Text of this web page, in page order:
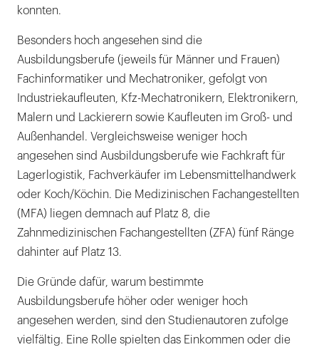
konnten.
Besonders hoch angesehen sind die
Ausbildungsberufe (jeweils für Männer und Frauen)
Fachinformatiker und Mechatroniker, gefolgt von
Industriekaufleuten, Kfz-Mechatronikern, Elektronikern,
Malern und Lackierern sowie Kaufleuten im Groß- und
Außenhandel. Vergleichsweise weniger hoch
angesehen sind Ausbildungsberufe wie Fachkraft für
Lagerlogistik, Fachverkäufer im Lebensmittelhandwerk
oder Koch/Köchin. Die Medizinischen Fachangestellten
(MFA) liegen demnach auf Platz 8, die
Zahnmedizinischen Fachangestellten (ZFA) fünf Ränge
dahinter auf Platz 13.
Die Gründe dafür, warum bestimmte
Ausbildungsberufe höher oder weniger hoch
angesehen werden, sind den Studienautoren zufolge
vielfältig. Eine Rolle spielten das Einkommen oder die